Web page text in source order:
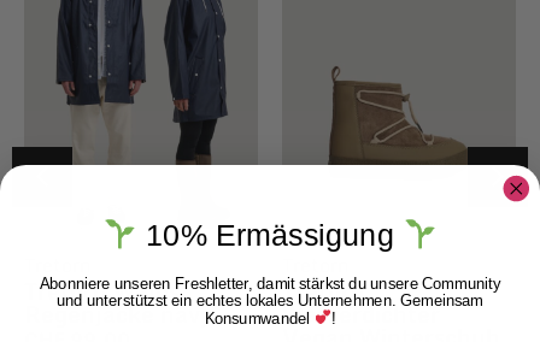
Tretorn Wings
Regenjacke navy
Tretorn
Wasserdichter
10% Ermässigung
Abonniere unseren Freshletter, damit stärkst du unsere Community
und unterstützst ein echtes lokales Unternehmen. Gemeinsam
Konsumwandel !